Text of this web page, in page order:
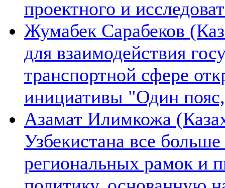
проектного и
Жумабек Сарабеков
для взаимодействия
транспортной сфере
инициативы "Один
Азамат Илимкожа
Узбекистана все
региональных рамок и